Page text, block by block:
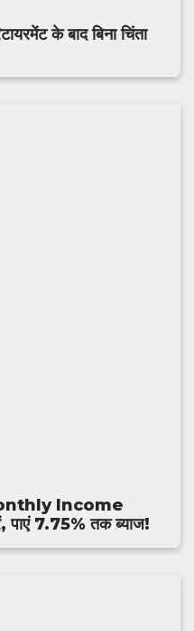
के बाद बिना चिंता
Income
7.75% तक ब्याज!